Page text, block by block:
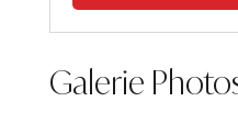
Galerie